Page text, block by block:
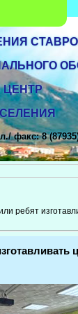
факс: 8
ребят